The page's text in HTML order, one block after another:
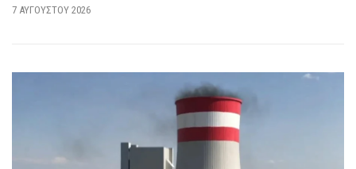
7 ΑΥΓΟΎΣΤΟΥ 2026